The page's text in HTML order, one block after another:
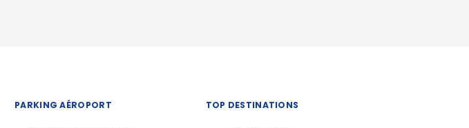
PARKING AÉROPORT TOP DESTINATIONS